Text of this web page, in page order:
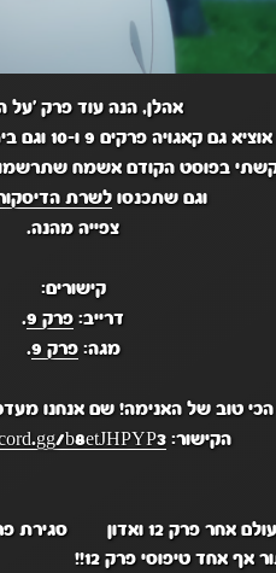
אהלן, הנה עוד פרק 'על
קאגויה פרקים 9 ו-10 וגם בית הצללים לכל הדואגים.
בפוסט הקודם אשמח
וגם שתכנסולשרת
צפייה מהנה.
קישורים:
דרייב: פרק 9
.
מגה:פרק 9 .
טוב של האנימה! שם אנחנו
הקישור:b8etJHPYP3
סגירת פרויקט כפול: אביר השלד מעולם אחר פרק 12 ואדון
אחד טיפוסי פרק 12!!